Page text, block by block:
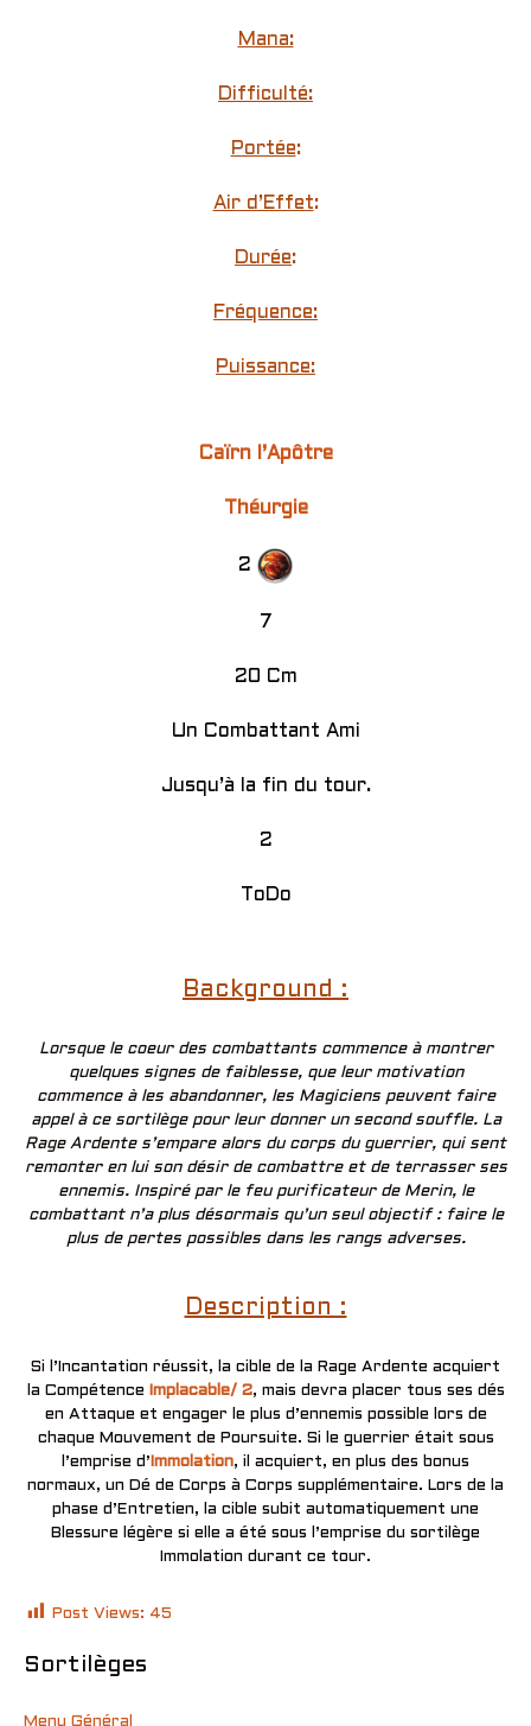
Mana:
Difficulté:
Portée:
Air d’Effet:
Durée:
Fréquence:
Puissance:
Caïrn l’Apôtre
Théurgie
2
7
20 Cm
Un Combattant Ami
Jusqu’à la fin du tour.
2
ToDo
Background :
Lorsque le coeur des combattants commence à montrer
quelques signes de faiblesse, que leur motivation
commence à les abandonner, les Magiciens peuvent faire
appel à ce sortilège pour leur donner un second souffle. La
Rage Ardente s’empare alors du corps du guerrier, qui sent
remonter en lui son désir de combattre et de terrasser ses
ennemis. Inspiré par le feu purificateur de Merin, le
combattant n’a plus désormais qu’un seul objectif : faire le
plus de pertes possibles dans les rangs adverses.
Description :
Si l’Incantation réussit, la cible de la Rage Ardente acquiert
la Compétence
Implacable/ 2, mais devra placer tous ses dés
en Attaque et engager le plus d’ennemis possible lors de
chaque Mouvement de Poursuite. Si le guerrier était sous
l’emprise d’ Immolation, il acquiert, en plus des bonus
normaux, un Dé de Corps à Corps supplémentaire. Lors de la
phase d’Entretien, la cible subit automatiquement une
Blessure légère si elle a été sous l’emprise du sortilège
Immolation durant ce tour.
Post Views: 45
Sortilèges
Menu Général